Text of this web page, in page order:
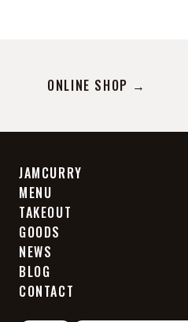
ONLINE SHOP →
JAMCURRY
MENU
TAKEOUT
GOODS
NEWS
BLOG
CONTACT